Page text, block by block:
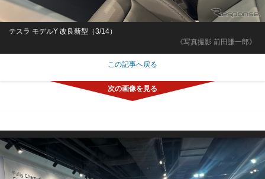
《写真撮影 前田謙一郎》
テスラ モデルY 改良新型（3/14）
この記事へ戻る